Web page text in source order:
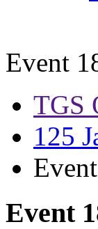
Event
TGS
125
Event